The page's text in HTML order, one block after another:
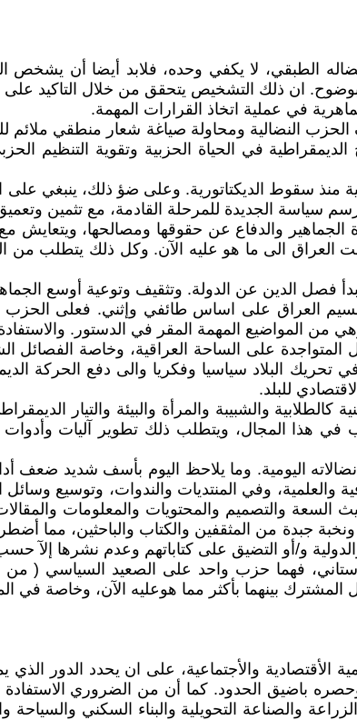
الطبقي، لا يكفي وحده، فلابد أيضا أن
ان ذلك التشخيص يتحقق من خلال التاكيد على
في عملية اتخاذ القرارات المهمة.
النضالية ومحاولة صياغة شعار منطقي ملائم
في الحياة الحزبية وتقوية التنظيم
منذ سقوط الديكتاتورية. وعلى ضؤ ذلك، ينبغي
رسم سياسة الجديدة للمرحلة القادمة، مع تثمين
الجماهير والدفاع عن حقوقها ومصالحها، ويتعايش
العراق الى ما هو عليه الآن. وكل ذلك يتطلب
العراق على اساس طائفي وإثني. فعلى الحزب ان
من المواضيع المهمة المقر في الدستور.
على الساحة العراقية، وخاصة الفصائل
تحريك البلاد سياسيا وفكريا والى دفع الحركة
للبلد.
كالطلابية والشبيبة والمرأة والبيئة والتيار
هذا المجال، ويتطلب ذلك تطوير آليات وأدوات
اليومية. وما يلاحظ اليوم بأسف شديد ضعف
وفي المنتديات والندوات، وتوسيع
السعة والتصميم والمحتويات والمعلومات
جبدة من المثقفين والكتاب والباحثين، مما
و/أو التضيق على كتاباتهم وعدم نشرها إلآ
فهما حزب واحد على الصعيد السياسي ( من
المشترك بينهما بأكثر مما هوعليه الآن، وخاصة في
الأقتصادية والأجتماعية، على ان يحدد الدور
وحصره باضيق الحدود. كما أن من الضروري
والصناعة التحويلية والبناء السكني والسياحة